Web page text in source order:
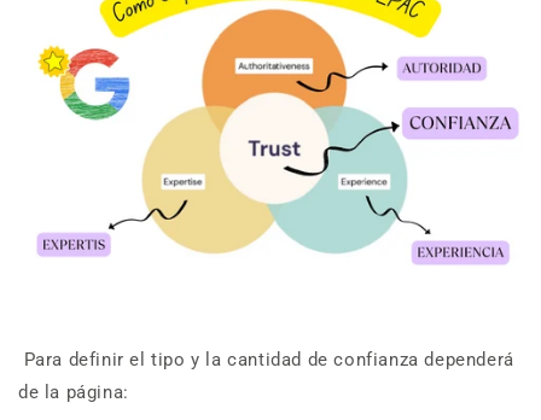
Para definir el tipo y la cantidad de confianza dependerá
de la página: